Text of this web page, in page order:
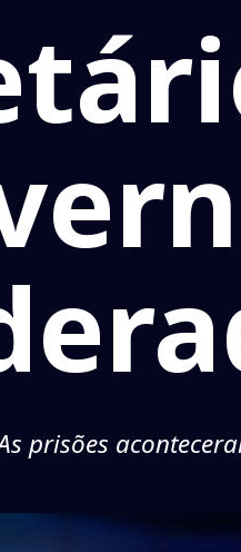
prisões